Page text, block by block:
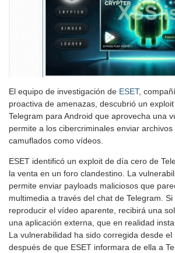
El equipo de investigación de ESET,
proactiva de amenazas, descubrió un
Telegram para Android que aprovecha una
permite a los cibercriminales enviar archivos
camuflados como vídeos.
ESET identificó un exploit de día cero de
la venta en un foro clandestino. La
permite enviar payloads maliciosos que
multimedia a través del chat de Telegram.
reproducir el vídeo aparente, recibirá una
una aplicación externa, que en realidad
La vulnerabilidad ha sido corregida desde el
después de que ESET informara de ella a